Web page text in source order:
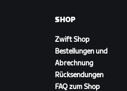
SHOP
Zwift Shop
Bestellungen und
Abrechnung
Rücksendungen
FAQ zum Shop